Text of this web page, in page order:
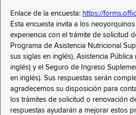
Enlace de la encuesta: https://
Esta encuesta invita a los
experiencia con el trámite de solicitud
Programa de Asistencia Nutricional
sus siglas en inglés), Asistencia Pública
inglés) y el Seguro de Ingreso
en inglés). Sus respuestas serán
agradecemos su disposición para
los trámites de solicitud o renovación
respuestas ayudarán a mejorar estos